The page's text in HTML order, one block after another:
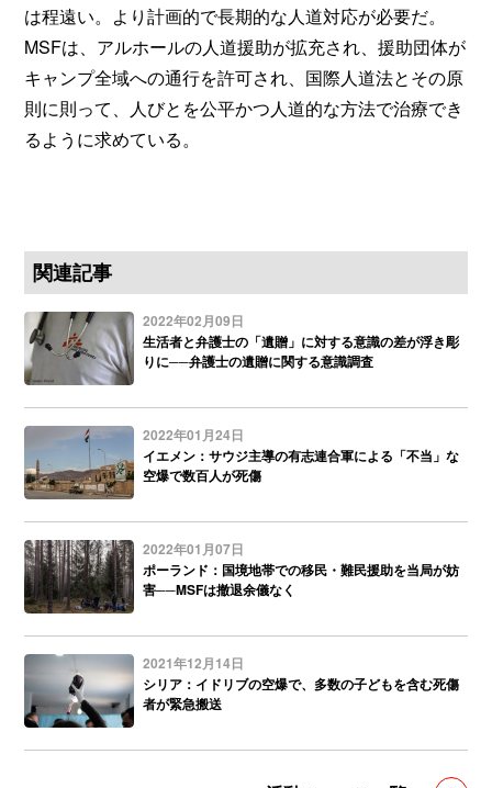
は程遠い。より計画的で長期的な人道対応が必要だ。
MSFは、アルホールの人道援助が拡充され、援助団体が
キャンプ全域への通行を許可され、国際人道法とその原
則に則って、人びとを公平かつ人道的な方法で治療でき
るように求めている。
関連記事
2022年02月09日
生活者と弁護士の「遺贈」に対する意識の差が浮き彫
りに──弁護士の遺贈に関する意識調査
2022年01月24日
イエメン：サウジ主導の有志連合軍による「不当」な
空爆で数百人が死傷
2022年01月07日
ポーランド：国境地帯での移民・難民援助を当局が妨
害──MSFは撤退余儀なく
2021年12月14日
シリア：イドリブの空爆で、多数の子どもを含む死傷
者が緊急搬送